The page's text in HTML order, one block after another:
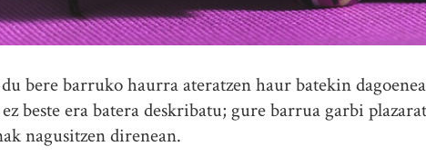
bere barruko haurra ateratzen haur batekin
beste era batera deskribatu; gure barrua garbi
nagusitzen direnean.